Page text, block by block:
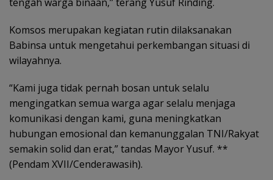
Komsos merupakan kegiatan rutin dilaksanakan
Babinsa untuk mengetahui perkembangan situasi di
wilayahnya.
“Kami juga tidak pernah bosan untuk selalu
mengingatkan semua warga agar selalu menjaga
komunikasi dengan kami, guna meningkatkan
hubungan emosional dan kemanunggalan TNI/Rakyat
semakin solid dan erat,” tandas Mayor Yusuf. **
(Pendam XVII/Cenderawasih).